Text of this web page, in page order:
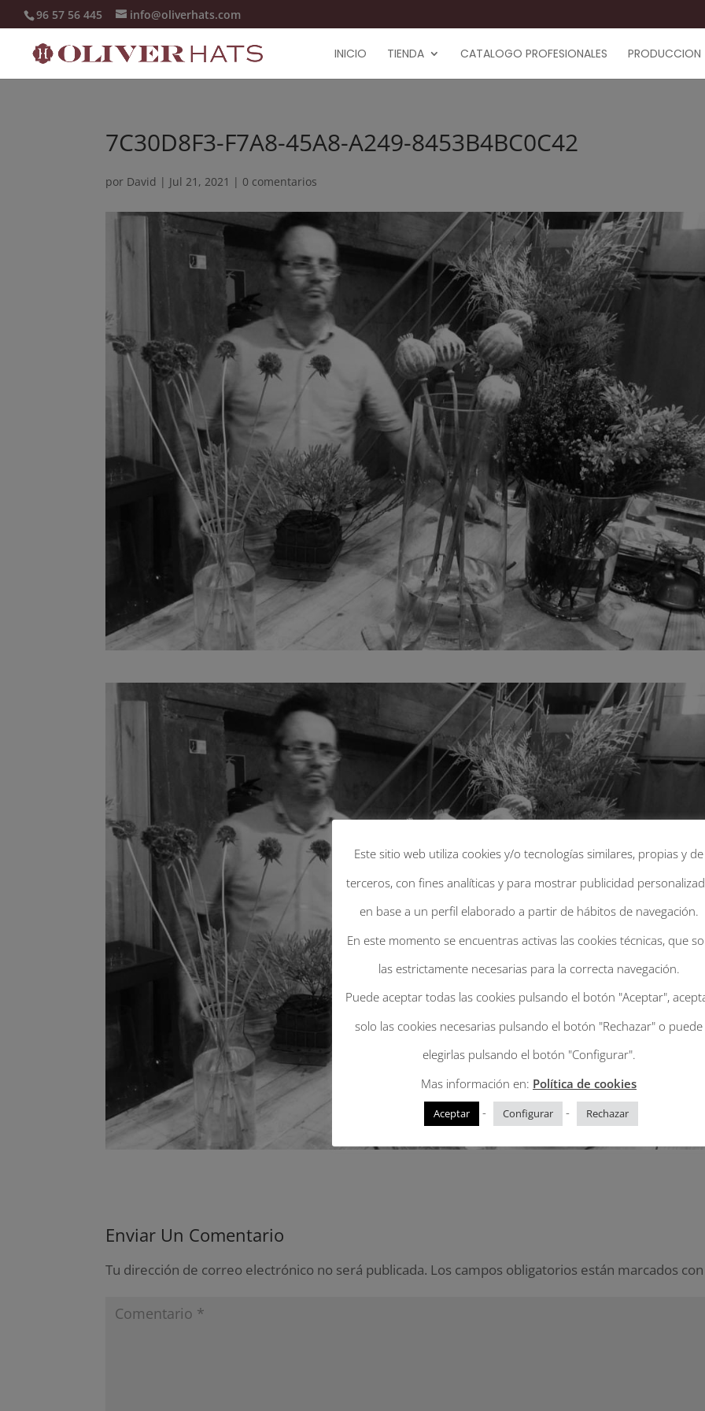
96 57 56 445 info@oliverhats.com
INICIO TIENDA CATALOGO PROFESIONALES PRODUCCION
7C30D8F3-F7A8-45A8-A249-8453B4BC0C42
por David | Jul 21, 2021 | 0 comentarios
Enviar Un Comentario
Tu dirección de correo electrónico no será publicada. Los campos obligatorios están marcados
Este sitio web utiliza cookies y/o tecnologías similares, propias y de
terceros, con fines analíticas y para mostrar publicidad
en base a un perfil elaborado a partir de hábitos de navegación.
En este momento se encuentras activas las cookies técnicas, que
las estrictamente necesarias para la correcta navegación.
Puede aceptar todas las cookies pulsando el botón "Aceptar",
solo las cookies necesarias pulsando el botón "Rechazar" o puede
elegirlas pulsando el botón "Configurar".
Mas información en: Política de cookies
Aceptar - Configurar - Rechazar